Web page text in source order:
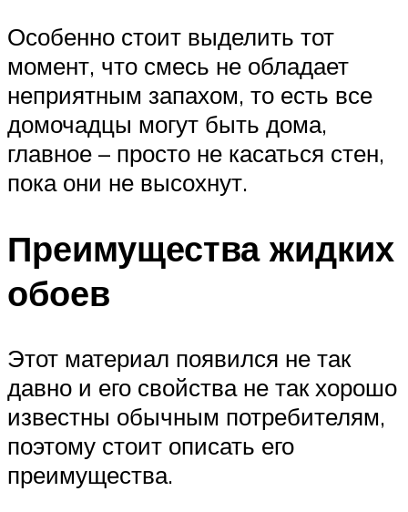
Особенно стоит выделить тот
момент, что смесь не обладает
неприятным запахом, то есть все
домочадцы могут быть дома,
главное – просто не касаться стен,
пока они не высохнут.
Преимущества жидких
обоев
Этот материал появился не так
давно и его свойства не так хорошо
известны обычным потребителям,
поэтому стоит описать его
преимущества.